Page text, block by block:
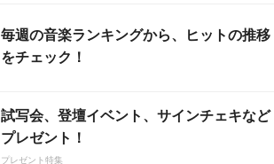
毎週の音楽ランキングから、ヒットの推移
をチェック！
試写会、登壇イベント、サインチェキなど
プレゼント！
プレゼント特集